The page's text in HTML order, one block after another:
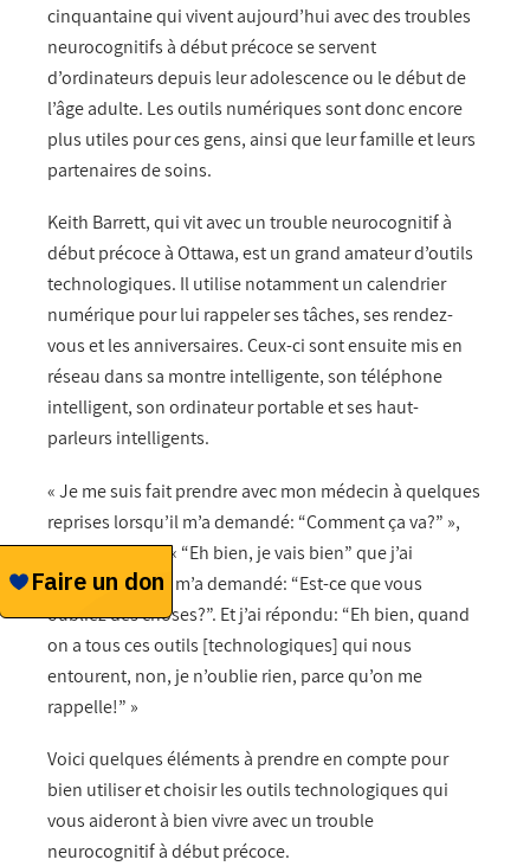
cinquantaine qui vivent aujourd’hui avec des troubles
neurocognitifs à début précoce se servent
d’ordinateurs depuis leur adolescence ou le début de
l’âge adulte. Les outils numériques sont donc encore
plus utiles pour ces gens, ainsi que leur famille et leurs
partenaires de soins.
Keith Barrett, qui vit avec un trouble neurocognitif à
début précoce à Ottawa, est un grand amateur d’outils
technologiques. Il utilise notamment un calendrier
numérique pour lui rappeler ses tâches, ses rendez-
vous et les anniversaires. Ceux-ci sont ensuite mis en
réseau dans sa montre intelligente, son téléphone
intelligent, son ordinateur portable et ses haut-
parleurs intelligents.
« Je me suis fait prendre avec mon médecin à quelques
reprises lorsqu’il m’a demandé: “Comment ça va?” »,
explique Keith. « “Eh bien, je vais bien” que j’ai
répondu. Puis il m’a demandé: “Est-ce que vous
oubliez des choses?”. Et j’ai répondu: “Eh bien, quand
on a tous ces outils [technologiques] qui nous
entourent, non, je n’oublie rien, parce qu’on me
rappelle!” »
Voici quelques éléments à prendre en compte pour
bien utiliser et choisir les outils technologiques qui
vous aideront à bien vivre avec un trouble
neurocognitif à début précoce.